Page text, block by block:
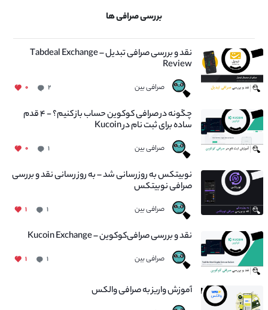
بررسی صرافی ها
نقد و بررسی صرافی تبدیل – Tabdeal Exchange
Review
صرافی بین ۲ ۰
چگونه در صرافی کوکوین حساب باز کنیم؟ - ۴ قدم
ساده برای ثبت نام در Kucoin
صرافی بین ۱ ۰
نوبیتکس به روزرسانی شد – به روز رسانی نقد و بررسی
صرافی نوبیتکس
صرافی بین ۱ ۱
نقد و بررسی صرافی‌کوکوین – Kucoin Exchange
صرافی بین ۱ ۱
آموزش واریز به صرافی والکس